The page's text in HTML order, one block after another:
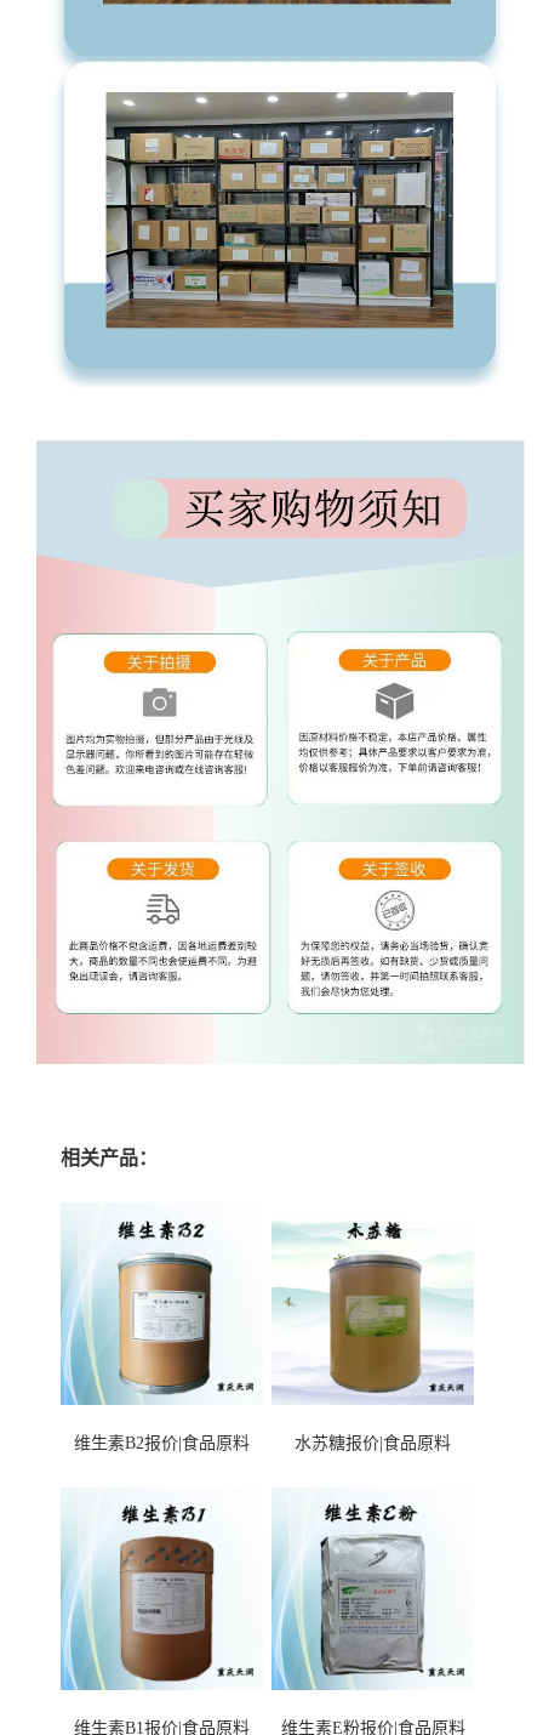
相关产品：
维生素B2报价|食品原料 水苏糖报价|食品原料
维生素B1报价|食品原料 维生素E粉报价|食品原料